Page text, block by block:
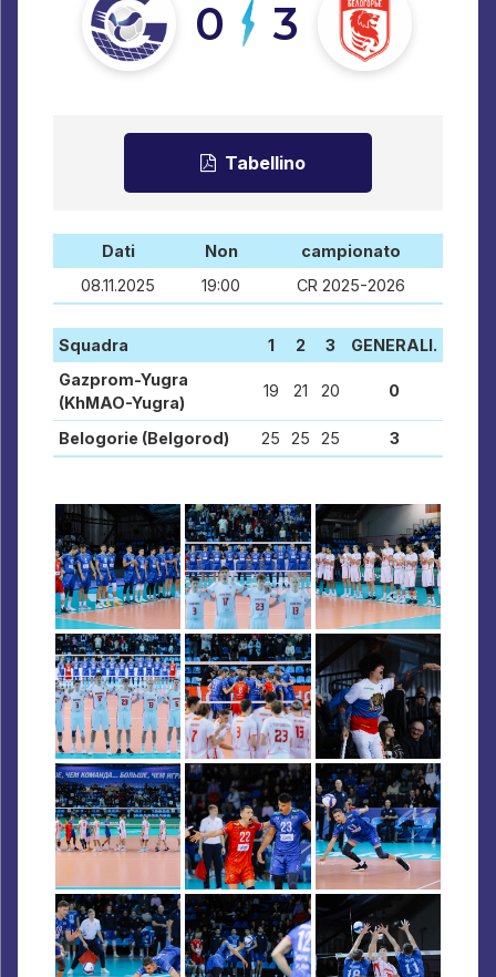
0 3
Tabellino
Dati Non
campionato
08.11.2025
19:00 CR 2025-2026
Squadra 1 2 3
GENERALI.
Gazprom-Yugra
(KhMAO-Yugra)
19 21 20 0
Belogorie (Belgorod) 25 25 25 3